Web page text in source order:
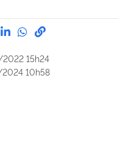
por Facebook
Compartilhe por Twitter
Compartilhe por
Compartilhe
link para
15h24
10h58